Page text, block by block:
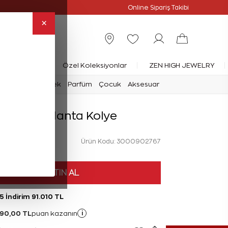
×
Online Sipariş Takibi
Yüzük Özel Koleksiyonlar ZEN HIGH JEWELRY
Erkek Parfüm Çocuk Aksesuar
Karat Pırlanta Kolye
Ürün Kodu: 3000902767
HEMEN SATIN AL
İndirim 91.010 TL
TL puan kazanın i